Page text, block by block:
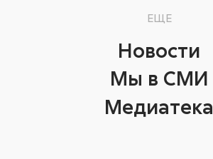
ЕЩЕ
Новости
Мы в СМИ
Медиатека